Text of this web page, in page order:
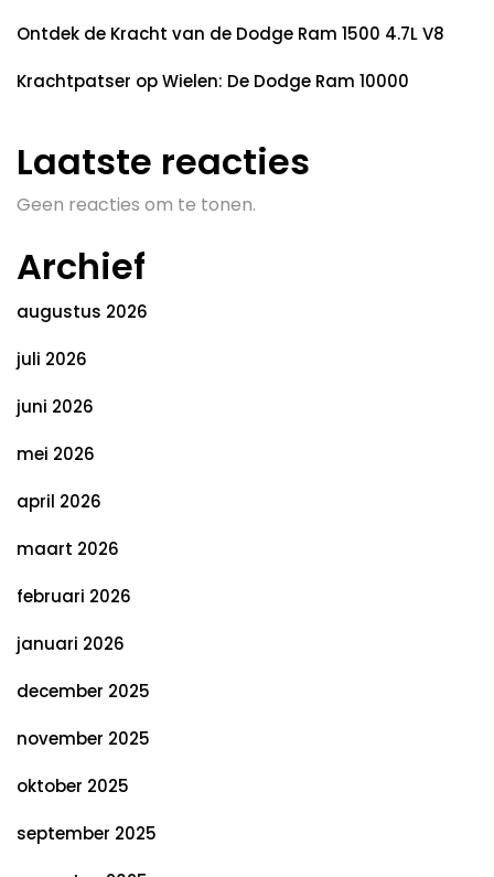
Ontdek de Kracht van de Dodge Ram 1500 4.7L V8
Krachtpatser op Wielen: De Dodge Ram 10000
Laatste reacties
Geen reacties om te tonen.
Archief
augustus 2026
juli 2026
juni 2026
mei 2026
april 2026
maart 2026
februari 2026
januari 2026
december 2025
november 2025
oktober 2025
september 2025